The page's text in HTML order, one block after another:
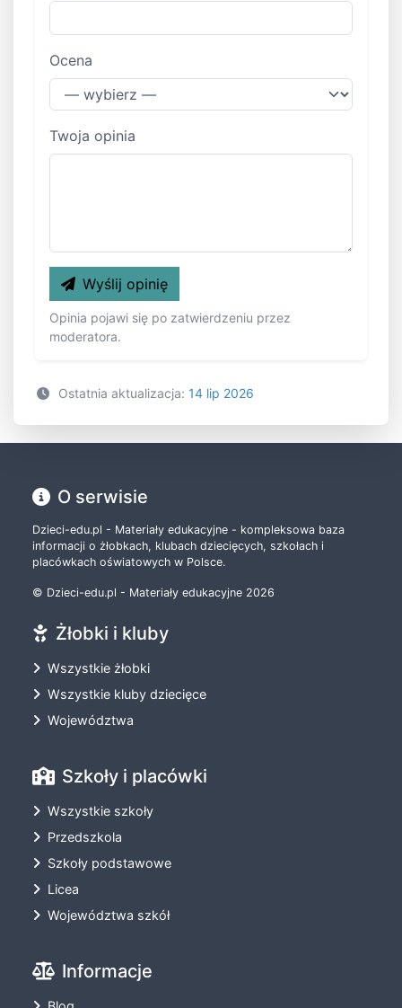
Ocena
Twoja opinia
Wyślij opinię
Opinia pojawi się po zatwierdzeniu przez
moderatora.
Ostatnia aktualizacja: 14 lip 2026
O serwisie
Dzieci-edu.pl - Materiały edukacyjne - kompleksowa baza
informacji o żłobkach, klubach dziecięcych, szkołach i
placówkach oświatowych w Polsce.
© Dzieci-edu.pl - Materiały edukacyjne 2026
Żłobki i kluby
Wszystkie żłobki
Wszystkie kluby dziecięce
Województwa
Szkoły i placówki
Wszystkie szkoły
Przedszkola
Szkoły podstawowe
Licea
Województwa szkół
Informacje